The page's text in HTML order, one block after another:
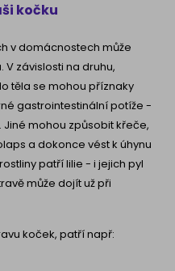
kočku
v domácnostech může
závislosti na druhu,
těla se mohou příznaky
gastrointestinální potíže -
. Jiné mohou způsobit křeče,
a dokonce vést k úhynu
patří lilie - i jejich pyl
může dojít už při
koček, patří např: